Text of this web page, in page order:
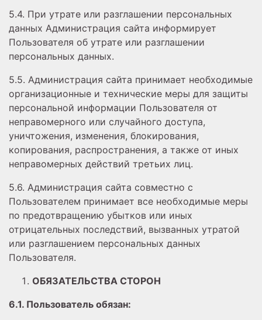
5.4. При утрате или разглашении персональных
данных Администрация сайта информирует
Пользователя об утрате или разглашении
персональных данных.
5.5. Администрация сайта принимает необходимые
организационные и технические меры для защиты
персональной информации Пользователя от
неправомерного или случайного доступа,
уничтожения, изменения, блокирования,
копирования, распространения, а также от иных
неправомерных действий третьих лиц.
5.6. Администрация сайта совместно с
Пользователем принимает все необходимые меры
по предотвращению убытков или иных
отрицательных последствий, вызванных утратой
или разглашением персональных данных
Пользователя.
ОБЯЗАТЕЛЬСТВА СТОРОН
6.1. Пользователь обязан: